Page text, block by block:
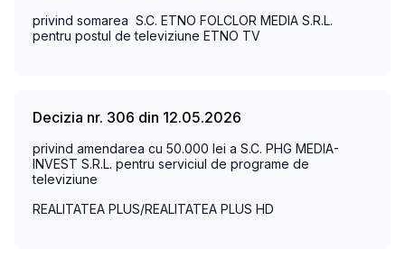
privind somarea S.C. ETNO FOLCLOR MEDIA S.R.L.
pentru postul de televiziune ETNO TV
Decizia nr. 306 din 12.05.2026
privind amendarea cu 50.000 lei a S.C. PHG MEDIA-
INVEST S.R.L. pentru serviciul de programe de
televiziune
REALITATEA PLUS/REALITATEA PLUS HD